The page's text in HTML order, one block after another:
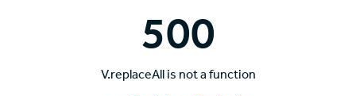
500
V.replaceAll is not a function